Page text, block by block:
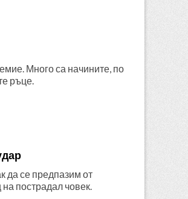
Много са начините, по
ръце.
да се предпазим от
пострадал човек.